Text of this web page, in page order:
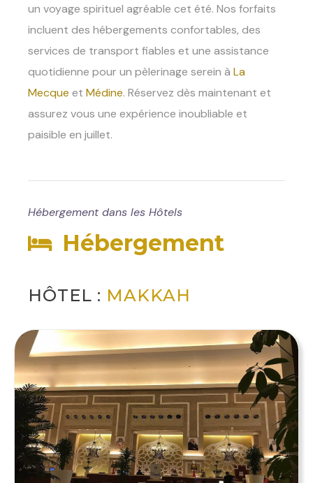
un voyage spirituel agréable cet été. Nos forfaits
incluent des hébergements confortables, des
services de transport fiables et une assistance
quotidienne pour un pèlerinage serein à La
Mecque et Médine. Réservez dès maintenant et
assurez vous une expérience inoubliable et
paisible en juillet.
Hébergement dans les Hôtels
Hébergement
HÔTEL : MAKKAH